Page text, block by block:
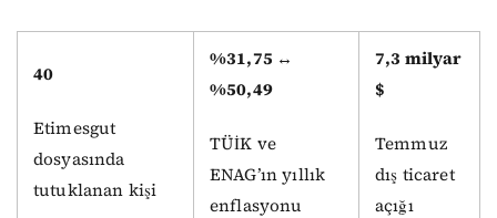
40
Etimesgut
dosyasında
tutuklanan kişi
%31,75 ↔
%50,49
TÜİK ve
ENAG’ın yıllık
enflasyonu
7,3 milyar
$
Temmuz
dış ticaret
açığı